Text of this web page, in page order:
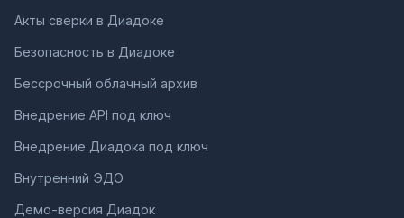
Акты сверки в Диадоке
Безопасность в Диадоке
Бессрочный облачный архив
Внедрение API под ключ
Внедрение Диадока под ключ
Внутренний ЭДО
Демо-версия Диадок